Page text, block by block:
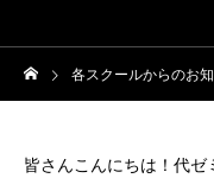
各スクールからのお
皆さんこんにちは！代ゼ